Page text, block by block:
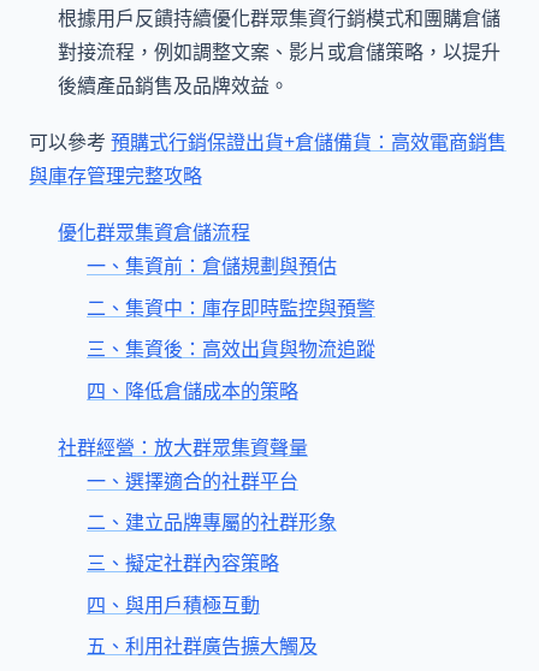
根據用戶反饋持續優化群眾集資行銷模式和團購倉儲
對接流程，例如調整文案、影片或倉儲策略，以提升
後續產品銷售及品牌效益。
可以參考 預購式行銷保證出貨+倉儲備貨：高效電商銷售
與庫存管理完整攻略
優化群眾集資倉儲流程
一、集資前：倉儲規劃與預估
二、集資中：庫存即時監控與預警
三、集資後：高效出貨與物流追蹤
四、降低倉儲成本的策略
社群經營：放大群眾集資聲量
一、選擇適合的社群平台
二、建立品牌專屬的社群形象
三、擬定社群內容策略
四、與用戶積極互動
五、利用社群廣告擴大觸及